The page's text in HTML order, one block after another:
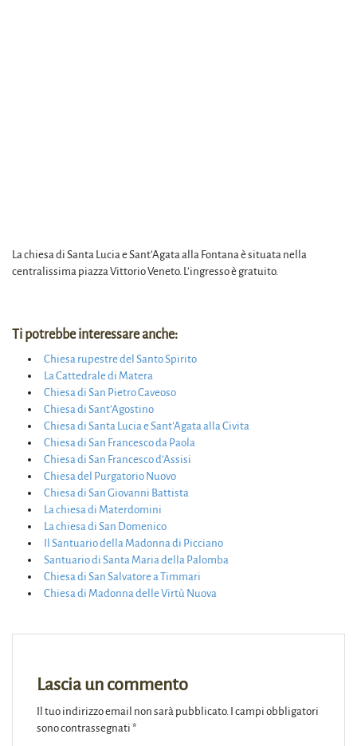
La chiesa di Santa Lucia e Sant’Agata alla Fontana è situata nella
centralissima piazza Vittorio Veneto. L’ingresso è gratuito.
Ti potrebbe interessare anche:
Chiesa rupestre del Santo Spirito
La Cattedrale di Matera
Chiesa di San Pietro Caveoso
Chiesa di Sant’Agostino
Chiesa di Santa Lucia e Sant’Agata alla Civita
Chiesa di San Francesco da Paola
Chiesa di San Francesco d’Assisi
Chiesa del Purgatorio Nuovo
Chiesa di San Giovanni Battista
La chiesa di Materdomini
La chiesa di San Domenico
Il Santuario della Madonna di Picciano
Santuario di Santa Maria della Palomba
Chiesa di San Salvatore a Timmari
Chiesa di Madonna delle Virtù Nuova
Lascia un commento
Il tuo indirizzo email non sarà pubblicato. I campi obbligatori
sono contrassegnati *